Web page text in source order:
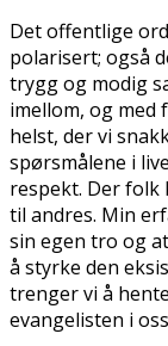
Det offentlige
polarisert; også
trygg og modig
imellom, og med
helst, der vi
spørsmålene i
respekt. Der folk
til andres. Min
sin egen tro og
å styrke den
trenger vi å
evangelisten i